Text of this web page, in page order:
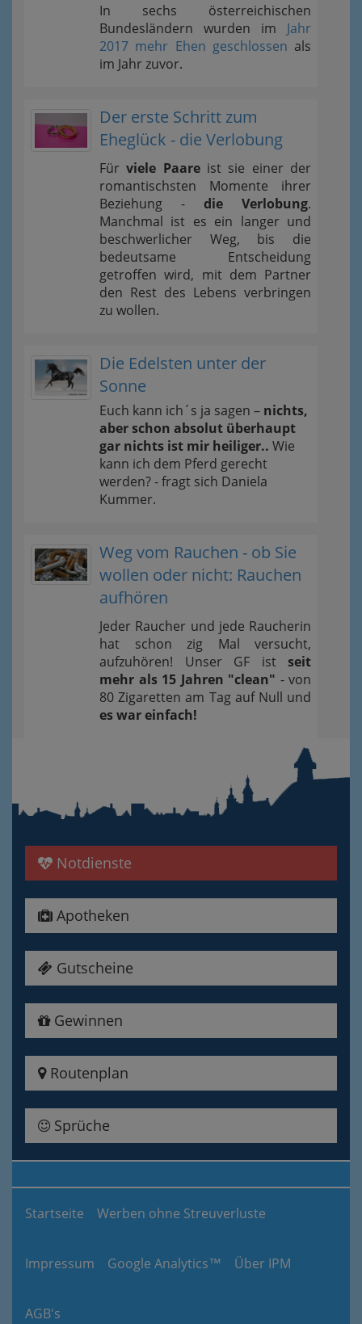
In sechs österreichischen
Bundesländern wurden im Jahr
2017 mehr Ehen geschlossen als
im Jahr zuvor.
Der erste Schritt zum
Eheglück - die Verlobung
Fürviele Paareist sie einer der
romantischsten Momente ihrer
Beziehung - die Verlobung.
Manchmal ist es ein langer und
beschwerlicher Weg, bis die
bedeutsame Entscheidung
getroffen wird, mit dem Partner
den Rest des Lebens verbringen
zu wollen.
Die Edelsten unter der
Sonne
Euch kann ich´s ja sagen – nichts,
aber schon absolut überhaupt
gar nichts ist mir heiliger.. Wie
kann ich dem Pferd gerecht
werden? - fragt sich Daniela
Kummer.
Weg vom Rauchen - ob Sie
wollen oder nicht: Rauchen
aufhören
Jeder Raucher und jede Raucherin
hat schon zig Mal versucht,
aufzuhören! Unser GF ist seit
mehr als 15 Jahren "clean" - von
80 Zigaretten am Tag auf Null und
es war einfach!
Notdienste
Apotheken
Gutscheine
Gewinnen
Routenplan
Sprüche
Startseite Werben ohne Streuverluste
Impressum Google Analytics™ Über IPM
AGB's